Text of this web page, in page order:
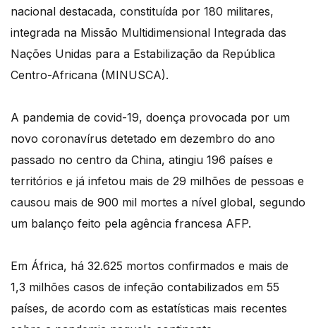
nacional destacada, constituída por 180 militares,
integrada na Missão Multidimensional Integrada das
Nações Unidas para a Estabilização da República
Centro-Africana (MINUSCA).
A pandemia de covid-19, doença provocada por um
novo coronavírus detetado em dezembro do ano
passado no centro da China, atingiu 196 países e
territórios e já infetou mais de 29 milhões de pessoas e
causou mais de 900 mil mortes a nível global, segundo
um balanço feito pela agência francesa AFP.
Em África, há 32.625 mortos confirmados e mais de
1,3 milhões casos de infeção contabilizados em 55
países, de acordo com as estatísticas mais recentes